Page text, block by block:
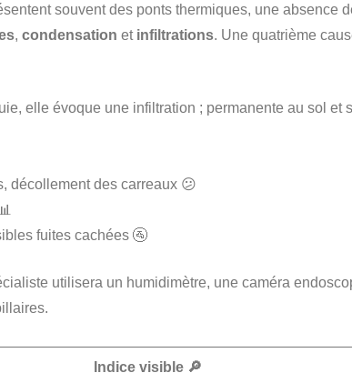
souvent des ponts thermiques, une
, condensation et infiltrations. Une quatrième
elle évoque une infiltration ; permanente au sol
décollement des carreaux 😕
fuites cachées 🚰
utilisera un humidimètre, une caméra
Indice visible 🔎